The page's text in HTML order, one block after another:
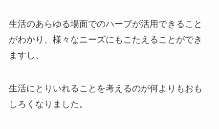
生活のあらゆる場面でのハーブが活用できること
がわかり、様々なニーズにもこたえることができ
ますし、
生活にとりいれることを考えるのが何よりもおも
しろくなりました。